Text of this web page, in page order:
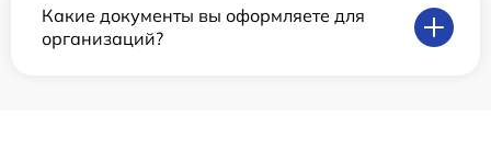
Какие документы вы оформляете для
организаций?